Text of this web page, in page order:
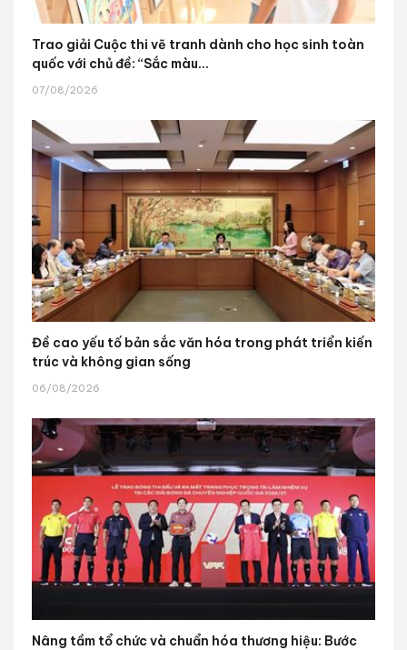
Trao giải Cuộc thi vẽ tranh dành cho học sinh toàn
quốc với chủ đề: “Sắc màu...
07/08/2026
Đề cao yếu tố bản sắc văn hóa trong phát triển kiến
trúc và không gian sống
06/08/2026
Nâng tầm tổ chức và chuẩn hóa thương hiệu: Bước